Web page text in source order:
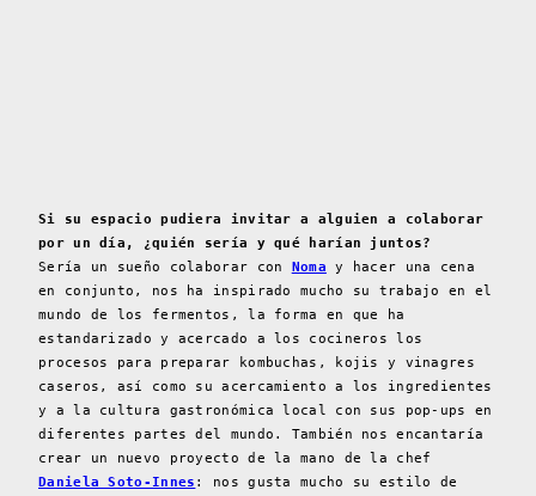
Si su espacio pudiera invitar a alguien a colaborar
por un día, ¿quién sería y qué harían juntos?
Sería un sueño colaborar con Noma y hacer una cena
en conjunto, nos ha inspirado mucho su trabajo en el
mundo de los fermentos, la forma en que ha
estandarizado y acercado a los cocineros los
procesos para preparar kombuchas, kojis y vinagres
caseros, así como su acercamiento a los ingredientes
y a la cultura gastronómica local con sus pop-ups en
diferentes partes del mundo. También nos encantaría
crear un nuevo proyecto de la mano de la chef
Daniela Soto-Innes : nos gusta mucho su estilo de